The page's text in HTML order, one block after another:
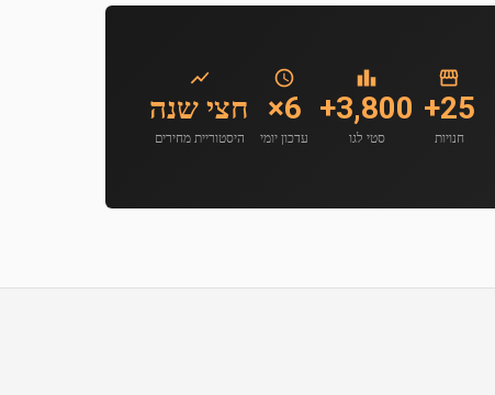
25+
חנויות
3,800+
סטי לגו
6×
עדכון יומי
חצי שנה
היסטוריית מחירים